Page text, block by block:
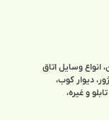
وسایل اتاق
دیوار کوب،
و غیره،